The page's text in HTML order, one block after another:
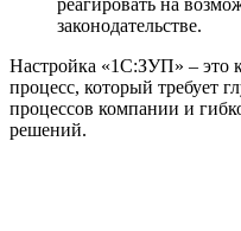
законодательстве.
Настройка «1C:ЗУП» – это
процесс, который требует
процессов компании и
решений.